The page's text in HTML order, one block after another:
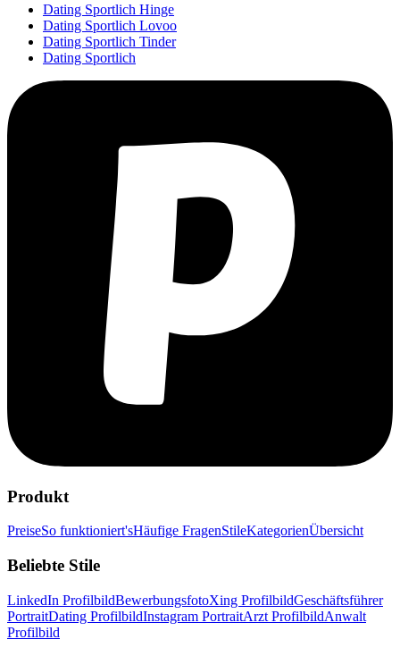
Dating Sportlich Hinge
Dating Sportlich Lovoo
Dating Sportlich Tinder
Dating Sportlich
Produkt
PreiseSo funktioniert'sHäufige FragenStileKategorienÜbersicht
Beliebte Stile
LinkedIn ProfilbildBewerbungsfotoXing ProfilbildGeschäftsführer
PortraitDating ProfilbildInstagram PortraitArzt ProfilbildAnwalt
Profilbild